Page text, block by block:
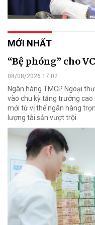
MỚI NHẤT
“Bệ phóng” cho
08/08/2026 17:02
Ngân hàng TMCP Ngoại
vào chu kỳ tăng trưởng cao
mới từ vị thế ngân hàng
lượng tài sản vượt trội.